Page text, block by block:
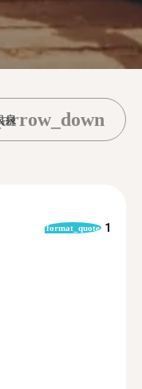
泉
format_quote 1